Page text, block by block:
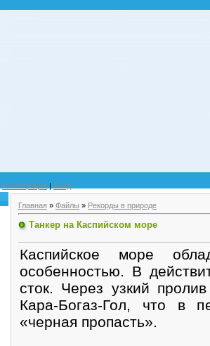
Регистрация | Вход
Главная » Файлы » Рекорды в природе
Танкер на Каспийском море
Каспийское море
особенностью. В
сток. Через узкий
Кара-Богаз-Гол, что в
«черная пропасть».